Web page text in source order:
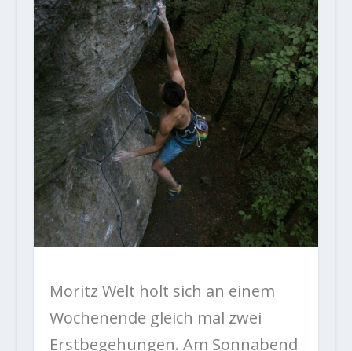
Moritz Welt holt sich an einem
Wochenende gleich mal zwei
Erstbegehungen. Am Sonnabend